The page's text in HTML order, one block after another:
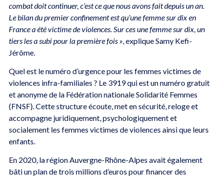
combat doit continuer, c’est ce que nous avons fait depuis un an.
Le bilan du premier confinement est qu’une femme sur dix en
France a été victime de violences. Sur ces une femme sur dix, un
tiers les a subi pour la première fois » , explique Samy Kefi-
Jérôme.
Quel est le numéro d’urgence pour les femmes victimes de
violences infra-familiales ? Le 3919 qui est un numéro gratuit
et anonyme de la Fédération nationale Solidarité Femmes
(FNSF). Cette structure écoute, met en sécurité, reloge et
accompagne juridiquement, psychologiquement et
socialement les femmes victimes de violences ainsi que leurs
enfants.
En 2020, la région Auvergne-Rhône-Alpes avait également
bâti un plan de trois millions d’euros pour financer des